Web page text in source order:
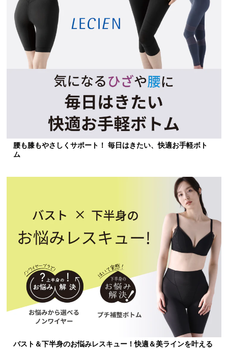
腰も膝もやさしくサポート！ 毎日はきたい、快適お手軽ボト
ム
バスト＆下半身のお悩みレスキュー！快適＆美ラインを叶える